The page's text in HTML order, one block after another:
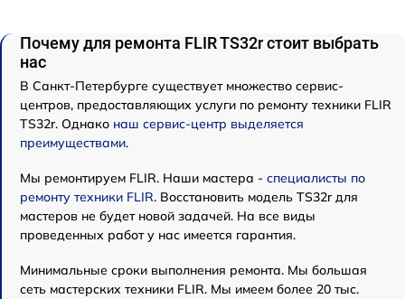
Почему для ремонта FLIR TS32r стоит выбрать
нас
В Санкт-Петербурге существует множество сервис-
центров, предоставляющих услуги по ремонту техники FLIR
TS32r. Однако наш сервис-центр выделяется
преимуществами.
Мы ремонтируем FLIR. Наши мастера - специалисты по
ремонту техники FLIR. Восстановить модель TS32r для
мастеров не будет новой задачей. На все виды
проведенных работ у нас имеется гарантия.
Минимальные сроки выполнения ремонта. Мы большая
сеть мастерских техники FLIR. Мы имеем более 20 тыс.